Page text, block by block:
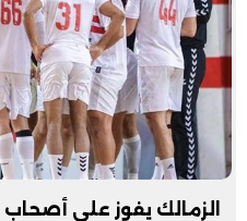
الزمالك يفوز على أصحاب